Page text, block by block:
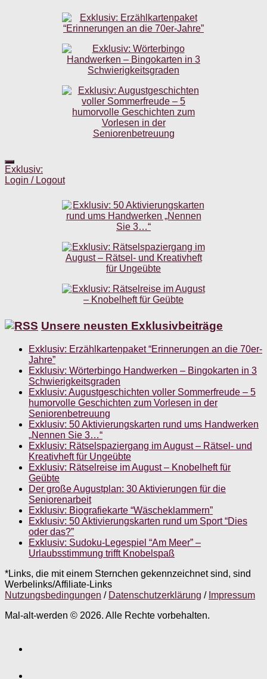
Exklusiv:
Login / Logout
Unsere neusten Exklusivbeiträge
Exklusiv: Erzählkartenpaket “Erinnerungen an die 70er-
Jahre”
Exklusiv: Wörterbingo Handwerken – Bingokarten in 3
Schwierigkeitsgraden
Exklusiv: Augustgeschichten voller Sommerfreude – 5
humorvolle Geschichten zum Vorlesen in der
Seniorenbetreuung
Exklusiv: 50 Aktivierungskarten rund ums Handwerken
„Nennen Sie 3…“
Exklusiv: Rätselspaziergang im August – Rätsel- und
Kreativheft für Ungeübte
Exklusiv: Rätselreise im August – Knobelheft für
Geübte
Der große Augustplan: 30 Aktivierungen für die
Seniorenarbeit
Exklusiv: Biografiekarte “Wäscheklammern”
Exklusiv: 50 Aktivierungskarten rund um Sport “Dies
oder das?”
Exklusiv: Sudoku-Legespiel “Am Meer” –
Urlaubsstimmung trifft Knobelspaß
*Links, die mit einem Sternchen gekennzeichnet sind, sind
Werbelinks/Affiliate-Links
Nutzungsbedingungen / Datenschutzerklärung / Impressum
Mal-alt-werden © 2026. Alle Rechte vorbehalten.